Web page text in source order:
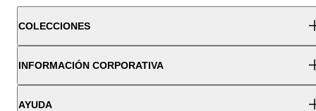
COLECCIONES
INFORMACIÓN CORPORATIVA
AYUDA